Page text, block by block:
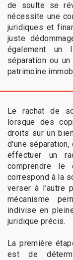
de soulte se
nécessite une
juridiques et
juste
également un
séparation ou
patrimoine
Le rachat de
lorsque des
droits sur un
d'une
effectuer un
comprendre le
correspond à la
verser à l’autre
mécanisme
indivise en
juridique précis.
La première
est de